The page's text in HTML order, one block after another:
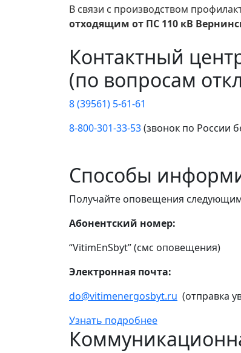
В связи с производством
отходящим от ПС 110 кВ
Контактный
(по вопросам
8 (39561) 5-61-61
8-800-301-33-53(звонок по России
Способы
Получайте оповещения
Абонентский номер:
“VitimEnSbyt” (смс оповещения)
Электронная почта:
do@vitimenergosbyt.ru (отправка
Узнать подробнее